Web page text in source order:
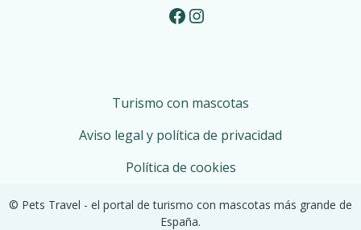
Facebook Instagram
Turismo con mascotas
Aviso legal y política de privacidad
Política de cookies
© Pets Travel - el portal de turismo con mascotas más grande de
España.